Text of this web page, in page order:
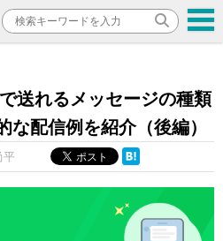
送れるメッセージの種類
な配信例を紹介（後編）
平